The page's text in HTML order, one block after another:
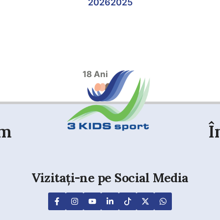
20262025
18 Ani
Vizitați-ne pe Social Media